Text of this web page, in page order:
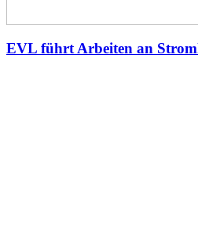
EVL führt Arbeiten an